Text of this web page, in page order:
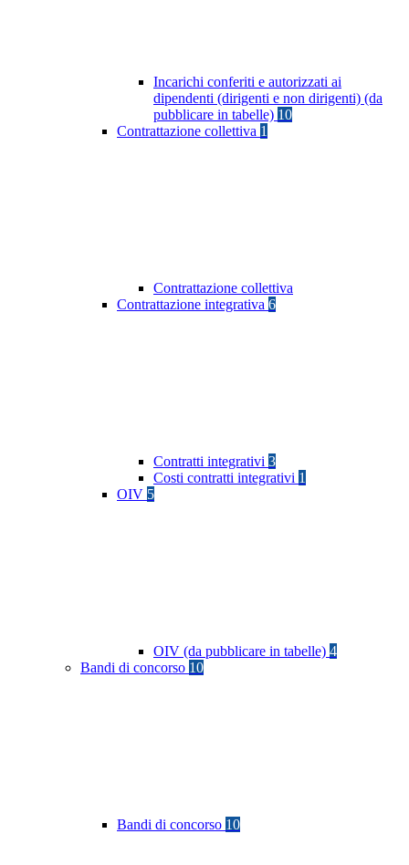
Incarichi conferiti e autorizzati ai
dipendenti (dirigenti e non dirigenti) (da
pubblicare in tabelle) 10
Contrattazione collettiva 1
Contrattazione collettiva
Contrattazione integrativa 6
Contratti integrativi 3
Costi contratti integrativi 1
OIV 5
OIV (da pubblicare in tabelle) 4
Bandi di concorso 10
Bandi di concorso 10